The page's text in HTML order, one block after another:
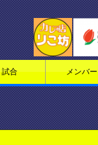
試合 メンバー